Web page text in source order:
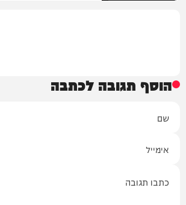
הוסף תגובה לכתבה